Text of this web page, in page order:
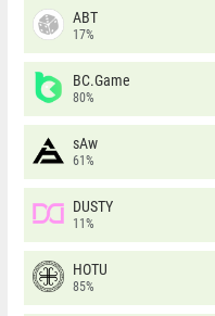
ABT
17%
BC.Game
80%
sAw
61%
DUSTY
11%
HOTU
85%